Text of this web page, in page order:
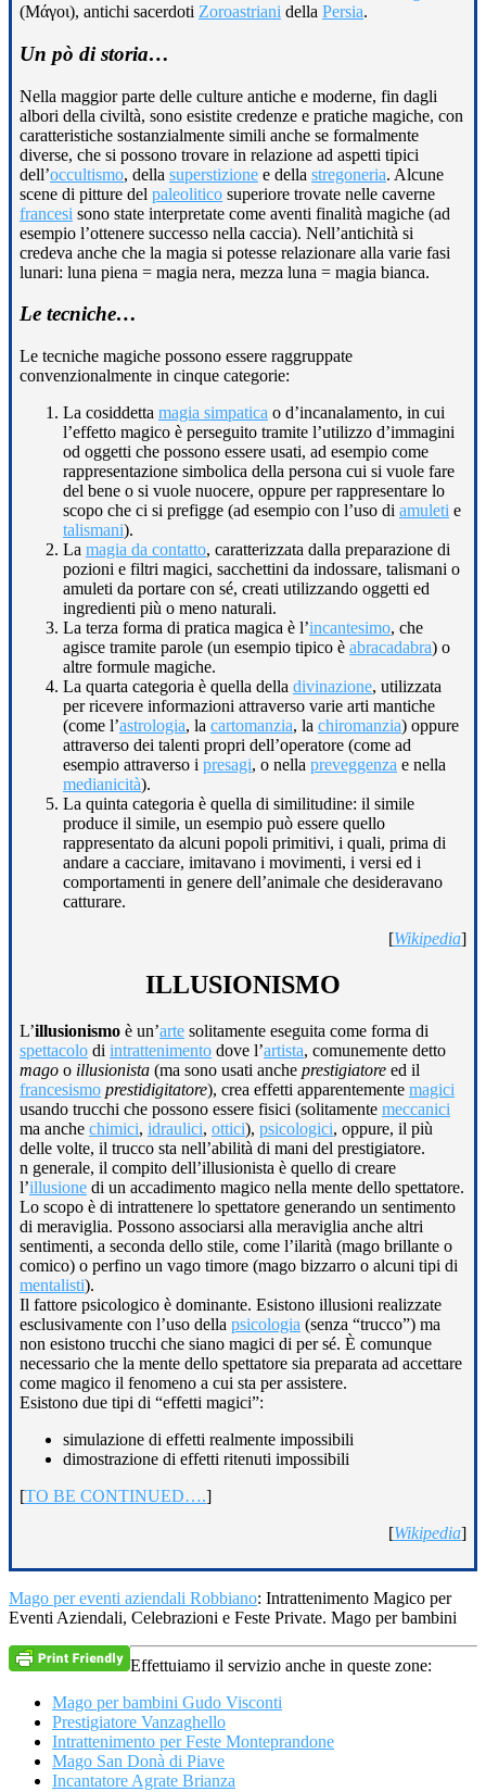
(Μάγοι), antichi sacerdoti Zoroastriani della Persia.
Un pò di storia…
Nella maggior parte delle culture antiche e moderne, fin dagli
albori della civiltà, sono esistite credenze e pratiche magiche, con
caratteristiche sostanzialmente simili anche se formalmente
diverse, che si possono trovare in relazione ad aspetti tipici
dell’occultismo, della superstizione e della stregoneria. Alcune
scene di pitture del paleolitico superiore trovate nelle caverne
francesi sono state interpretate come aventi finalità magiche (ad
esempio l’ottenere successo nella caccia). Nell’antichità si
credeva anche che la magia si potesse relazionare alla varie fasi
lunari: luna piena = magia nera, mezza luna = magia bianca.
Le tecniche…
Le tecniche magiche possono essere raggruppate
convenzionalmente in cinque categorie:
La cosiddetta magia simpatica o d’incanalamento, in cui
l’effetto magico è perseguito tramite l’utilizzo d’immagini
od oggetti che possono essere usati, ad esempio come
rappresentazione simbolica della persona cui si vuole fare
del bene o si vuole nuocere, oppure per rappresentare lo
scopo che ci si prefigge (ad esempio con l’uso di amuleti e
talismani).
La magia da contatto, caratterizzata dalla preparazione di
pozioni e filtri magici, sacchettini da indossare, talismani o
amuleti da portare con sé, creati utilizzando oggetti ed
ingredienti più o meno naturali.
La terza forma di pratica magica è l’incantesimo, che
agisce tramite parole (un esempio tipico è abracadabra) o
altre formule magiche.
La quarta categoria è quella della divinazione, utilizzata
per ricevere informazioni attraverso varie arti mantiche
(come l’astrologia, la cartomanzia, la chiromanzia) oppure
attraverso dei talenti propri dell’operatore (come ad
esempio attraverso i presagi, o nella preveggenza e nella
medianicità).
La quinta categoria è quella di similitudine: il simile
produce il simile, un esempio può essere quello
rappresentato da alcuni popoli primitivi, i quali, prima di
andare a cacciare, imitavano i movimenti, i versi ed i
comportamenti in genere dell’animale che desideravano
catturare.
[Wikipedia]
ILLUSIONISMO
L’illusionismo è un’arte solitamente eseguita come forma di
spettacolo di intrattenimento dove l’artista, comunemente detto
mago o illusionista (ma sono usati anche prestigiatore ed il
francesismo prestidigitatore), crea effetti apparentemente magici
usando trucchi che possono essere fisici (solitamente meccanici
ma anche chimici, idraulici, ottici), psicologici, oppure, il più
delle volte, il trucco sta nell’abilità di mani del prestigiatore.
n generale, il compito dell’illusionista è quello di creare
l’illusione di un accadimento magico nella mente dello spettatore.
Lo scopo è di intrattenere lo spettatore generando un sentimento
di meraviglia. Possono associarsi alla meraviglia anche altri
sentimenti, a seconda dello stile, come l’ilarità (mago brillante o
comico) o perfino un vago timore (mago bizzarro o alcuni tipi di
mentalisti).
Il fattore psicologico è dominante. Esistono illusioni realizzate
esclusivamente con l’uso della psicologia (senza “trucco”) ma
non esistono trucchi che siano magici di per sé. È comunque
necessario che la mente dello spettatore sia preparata ad accettare
come magico il fenomeno a cui sta per assistere.
Esistono due tipi di “effetti magici”:
simulazione di effetti realmente impossibili
dimostrazione di effetti ritenuti impossibili
[TO BE CONTINUED….]
[Wikipedia]
Mago per eventi aziendali Robbiano: Intrattenimento Magico per
Eventi Aziendali, Celebrazioni e Feste Private. Mago per bambini
Effettuiamo il servizio anche in queste zone:
Mago per bambini Gudo Visconti
Prestigiatore Vanzaghello
Intrattenimento per Feste Monteprandone
Mago San Donà di Piave
Incantatore Agrate Brianza